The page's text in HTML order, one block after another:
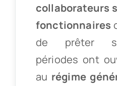
collaborateurs
fonctionnaires
de prêter
périodes ont
au régime